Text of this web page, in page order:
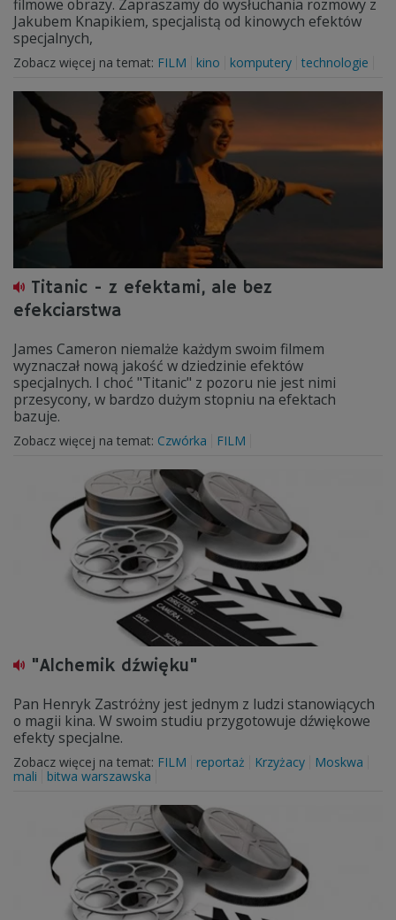
filmowe obrazy. Zapraszamy do wysłuchania rozmowy z
Jakubem Knapikiem, specjalistą od kinowych efektów
specjalnych,
Zobacz więcej na temat: FILM kino komputery technologie
Titanic - z efektami, ale bez
efekciarstwa
James Cameron niemalże każdym swoim filmem
wyznaczał nową jakość w dziedzinie efektów
specjalnych. I choć "Titanic" z pozoru nie jest nimi
przesycony, w bardzo dużym stopniu na efektach
bazuje.
Zobacz więcej na temat: Czwórka FILM
"Alchemik dźwięku"
Pan Henryk Zastróżny jest jednym z ludzi stanowiących
o magii kina. W swoim studiu przygotowuje dźwiękowe
efekty specjalne.
Zobacz więcej na temat: FILM reportaż Krzyżacy
Moskwa
mali
bitwa warszawska